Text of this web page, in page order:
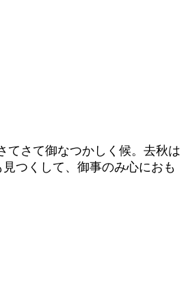
てさて御なつかしく候。去秋は
つくして、御事のみ心におも